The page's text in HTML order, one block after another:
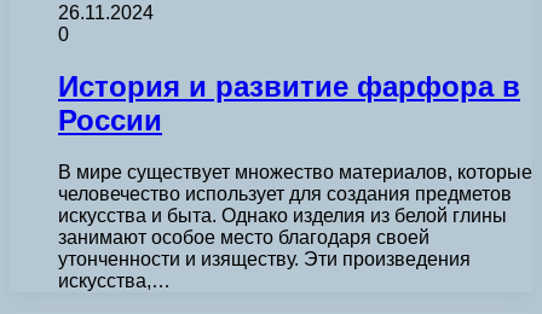
26.11.2024
0
История и развитие фарфора в
России
В мире существует множество материалов, которые
человечество использует для создания предметов
искусства и быта. Однако изделия из белой глины
занимают особое место благодаря своей
утонченности и изяществу. Эти произведения
искусства,…